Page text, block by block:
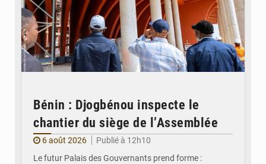
Bénin : Djogbénou inspecte le
chantier du siège de l’Assemblée
6 août 2026
Publié à 12h10
Le futur Palais des Gouvernants prend forme :